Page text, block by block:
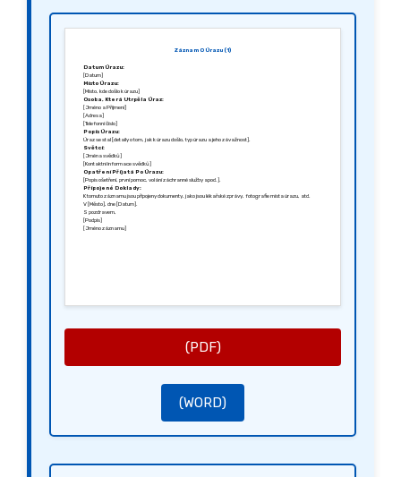
Záznam O Úrazu (1)
Datum Úrazu:
[Datum]
Místo Úrazu:
[Místo, kde došlo k úrazu]
Osoba, Která Utrpěla Úraz:
[Jméno a Příjmení]
[Adresa]
[Telefonní číslo]
Popis Úrazu:
Úraz se stal [detaily o tom, jak k úrazu došlo, typ úrazu a jeho závažnost].
Světci:
[Jména svědků]
[Kontaktní informace svědků]
Opatření Přijatá Po Úrazu:
[Popis ošetření, první pomoc, volání záchranné služby apod.].
Připojené Doklady:
K tomuto záznamu jsou připojeny dokumenty, jako jsou lékařské zprávy, fotografie místa úrazu, atd.
V [Město], dne [Datum].
S pozdravem,
[Podpis]
[Jméno záznamu]
(PDF)
(WORD)